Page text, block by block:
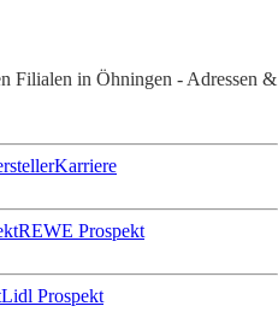
Filialen in Öhningen - Adressen &
Karriere
REWE Prospekt
Lidl Prospekt